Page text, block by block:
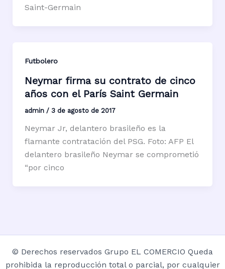
Saint-Germain
Futbolero
Neymar firma su contrato de cinco
años con el París Saint Germain
admin / 3 de agosto de 2017
Neymar Jr, delantero brasileño es la
flamante contratación del PSG. Foto: AFP El
delantero brasileño Neymar se comprometió
“por cinco
© Derechos reservados Grupo EL COMERCIO Queda
prohibida la reproducción total o parcial, por cualquier